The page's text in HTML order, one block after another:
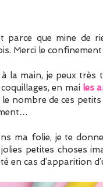
parce que mine de
Merci le confinement
la main, je peux très
en mai les
nombre de ces
ma folie, je te
petites choses
en cas d’apparition